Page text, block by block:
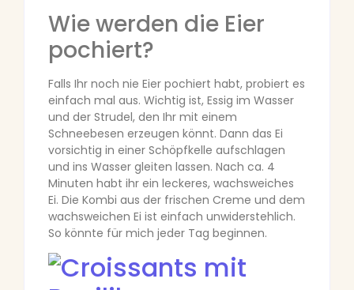
Wie werden die Eier
pochiert?
Falls Ihr noch nie Eier pochiert habt, probiert es
einfach mal aus. Wichtig ist, Essig im Wasser
und der Strudel, den Ihr mit einem
Schneebesen erzeugen könnt. Dann das Ei
vorsichtig in einer Schöpfkelle aufschlagen
und ins Wasser gleiten lassen. Nach ca. 4
Minuten habt ihr ein leckeres, wachsweiches
Ei. Die Kombi aus der frischen Creme und dem
wachsweichen Ei ist einfach unwiderstehlich.
So könnte für mich jeder Tag beginnen.